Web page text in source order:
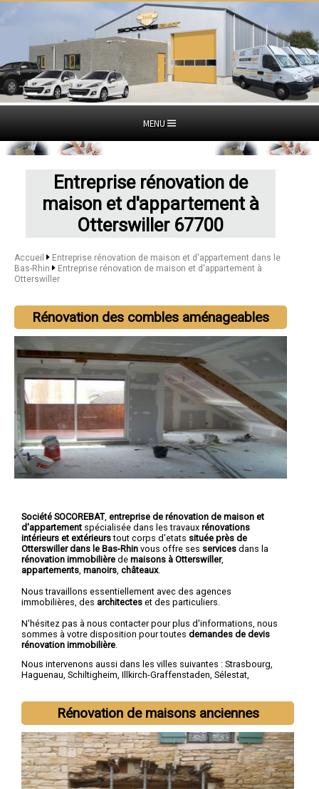
MENU
Entreprise rénovation de
maison et d'appartement à
Otterswiller 67700
Accueil
Entreprise rénovation de maison et d'appartement dans le
Bas-Rhin
Entreprise rénovation de maison et d'appartement à
Otterswiller
Rénovation des combles aménageables
Société SOCOREBAT, entreprise de rénovation de maison et
d'appartement spécialisée dans les travaux rénovations
intérieurs et extérieurstout corps d'etats située près de
Otterswiller dans le Bas-Rhin vous offre ses services dans la
rénovation immobilière de maisons à Otterswiller,
appartements manoirs châteaux.
Nous travaillons essentiellement avec des agences
immobilières, des architectes et des particuliers.
N'hésitez pas à nous contacter pour plus d'informations, nous
sommes à votre disposition pour toutes demandes de devis
rénovation immobilière
Nous intervenons aussi dans les villes suivantes : Strasbourg,
Haguenau, Schiltigheim, Illkirch-Graffenstaden, Sélestat,
Rénovation de maisons anciennes